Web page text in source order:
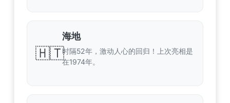
🇭🇹
海地
时隔52年，激动人心的回归！上次亮相是
在1974年。